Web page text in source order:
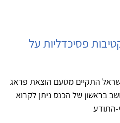
פסיכדליות על
התקיים מטעם הוצאת פראג
מהמושב בראשון של הכנס ניתן לקרוא
התודע